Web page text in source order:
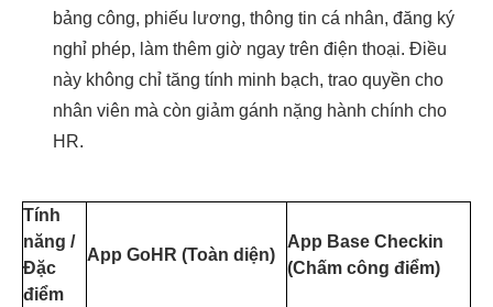
bảng công, phiếu lương, thông tin cá nhân, đăng ký
nghỉ phép, làm thêm giờ ngay trên điện thoại. Điều
này không chỉ tăng tính minh bạch, trao quyền cho
nhân viên mà còn giảm gánh nặng hành chính cho
HR.
Tính
năng /
Đặc
điểm
App GoHR (Toàn diện)
App Base Checkin
(Chấm công điểm)